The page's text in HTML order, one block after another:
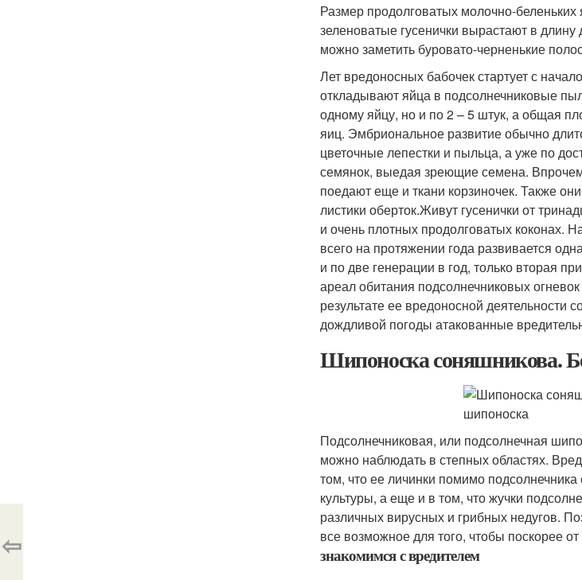
Размер продолговатых молочно-
зеленоватые гусенички вырастают в
можно заметить буровато-черненькие
Лет вредоносных бабочек стартует с
откладывают яйца в подсолнечниковые
одному яйцу, но и по 2 – 5 штук, а общая
яиц. Эмбриональное развитие обычно
цветочные лепестки и пыльца, а уже по
семянок, выедая зреющие семена.
поедают еще и ткани корзиночек. Также
листики оберток.Живут гусенички от
и очень плотных продолговатых коконах.
всего на протяжении года развивается
и по две генерации в год, только вторая
ареал обитания подсолнечниковых
результате ее вредоносной деятельности
дождливой погоды атакованные
Шипоноска соняшникова.
Подсолнечниковая, или подсолнечная
можно наблюдать в степных областях.
том, что ее личинки помимо
культуры, а еще и в том, что жучки
различных вирусных и грибных недугов.
все возможное для того, чтобы поскорее
знакомимся с вредителем
⇦